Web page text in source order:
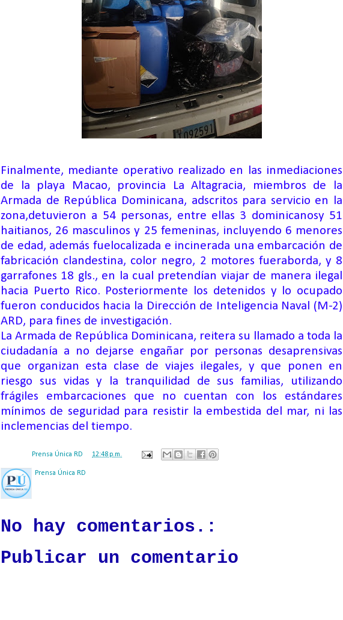
Finalmente, mediante operativo realizado en las inmediaciones
de la playa
Macao, provincia La Altagracia, miembros de la
Armada de República Dominicana, adscritos para servicio en
la
zona,detuvieron a 54 personas, entre ellas 3 dominicanosy 51
haitianos, 26 masculinos y 25 femeninas, incluyendo 6 menores
de edad, además fue localizada e incinerada una embarcación de
fabricación clandestina, color negro, 2 motores fueraborda, y 8
garrafones 18 gls., en la cual pretendían viajar de manera ilegal
hacia Puerto Rico. Posteriormente los detenidos y lo ocupado
fueron conducidos hacia la Dirección de Inteligencia Naval
(M-2)
ARD, para fines de investigación.
La Armada de República Dominicana, reitera su llamado a toda la
ciudadanía a no dejarse engañar por personas desaprensivas
que organizan esta clase de viajes ilegal es, y que ponen en
riesgo sus vidas y la tranquilidad de sus familias, utilizando
frágiles embarcaciones que no cuentan con los estándares
mínimos de seguridad para resistir la embestida del mar, ni las
inclemencias del tiempo.
Prensa Única RD 12:48 p.m.
Prensa Única RD
No hay comentarios.:
Publicar un comentario